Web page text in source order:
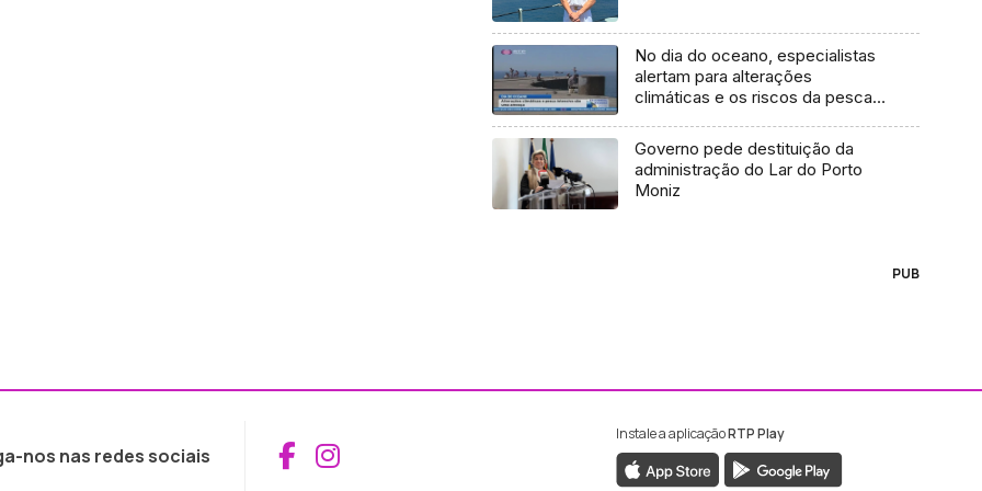
No dia do oceano, especialistas
alertam para alterações
climáticas e os riscos da pesca
Governo pede destituição da
administração do Lar do Porto
Moniz
PUB
nos nas redes sociais Aceder ao Facebook da RTP Madeira
Aceder ao Instagram da RTP Madeira
Instale a aplicaçãoRTP Play